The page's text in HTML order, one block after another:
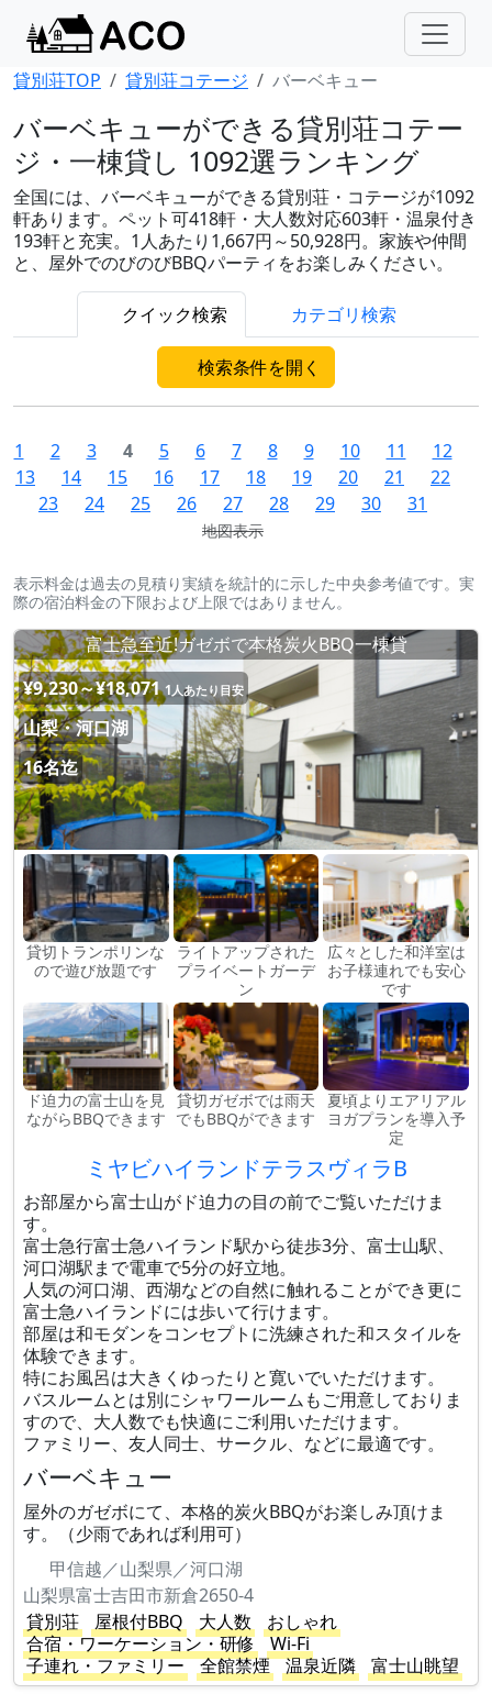
貸別荘TOP 貸別荘コテージ バーベキュー
バーベキューができる貸別荘コテー
ジ・一棟貸し 1092選ランキング
全国には、バーベキューができる貸別荘・コテージが1092
軒あります。ペット可418軒・大人数対応603軒・温泉付き
193軒と充実。1人あたり1,667円～50,928円。家族や仲間
と、屋外でのびのびBBQパーティをお楽しみください。
クイック検索 カテゴリ検索
検索条件を開く
1 2 3 4 5 6 7 8 9 10 11
12
13
14 15 16 17 18 19 20 21
22
23
24 25 26 27 28 29 30 31
地図表示
表示料金は過去の見積り実績を統計的に示した中央参考値です。実
際の宿泊料金の下限および上限ではありません。
富士急至近!ガゼボで本格炭火BBQ一棟貸
¥9,230～¥18,071 1人あたり目安
山梨・河口湖
16名迄
貸切トランポリンな
ので遊び放題です
ライトアップされた
プライベートガーデ
ン
広々とした和洋室は
お子様連れでも安心
です
ド迫力の富士山を見
ながらBBQできます
貸切ガゼボでは雨天
でもBBQができます
夏頃よりエアリアル
ヨガプランを導入予
定
ミヤビハイランドテラスヴィラB
お部屋から富士山がド迫力の目の前でご覧いただけま
す。
富士急行富士急ハイランド駅から徒歩3分、富士山駅、
河口湖駅まで電車で5分の好立地。
人気の河口湖、西湖などの自然に触れることができ更に
富士急ハイランドには歩いて行けます。
部屋は和モダンをコンセプトに洗練された和スタイルを
体験できます。
特にお風呂は大きくゆったりと寛いでいただけます。
バスルームとは別にシャワールームもご用意しておりま
すので、大人数でも快適にご利用いただけます。
ファミリー、友人同士、サークル、などに最適です。
バーベキュー
屋外のガゼボにて、本格的炭火BBQがお楽しみ頂けま
す。（少雨であれば利用可）
甲信越／山梨県／河口湖
山梨県富士吉田市新倉2650-4
貸別荘
屋根付BBQ 大人数
おしゃれ
合宿・ワーケーション・研修
Wi-Fi
子連れ・ファミリー
全館禁煙 温泉近隣
富士山眺望